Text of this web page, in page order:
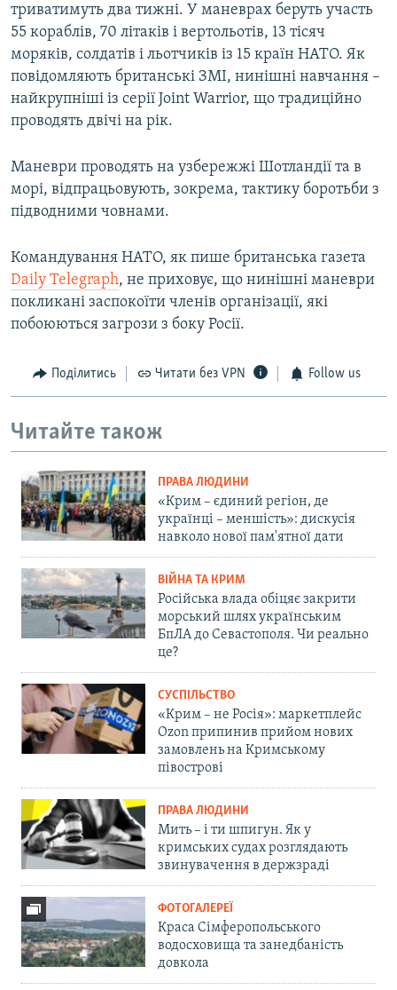
триватимуть два тижні. У маневрах беруть участь
55 кораблів, 70 літаків і вертольотів, 13 тісяч
моряків, солдатів і льотчиків із 15 країн НАТО. Як
повідомляють британські ЗМІ, нинішні навчання –
найкрупніші із серії Joint Warrior, що традиційно
проводять двічі на рік.
Маневри проводять на узбережжі Шотландії та в
морі, відпрацьовують, зокрема, тактику боротьби з
підводними човнами.
Командування НАТО, як пише британська газета
Daily Telegraph, не приховує, що нинішні маневри
покликані заспокоїти членів організації, які
побоюються загрози з боку Росії.
Поділитись Читати без VPN Follow us
Читайте також
ПРАВА ЛЮДИНИ
«Крим – єдиний регіон, де
українці – меншість»: дискусія
навколо нової пам'ятної дати
ВІЙНА ТА КРИМ
Російська влада обіцяє закрити
морський шлях українським
БпЛА до Севастополя. Чи реально
це?
СУСПІЛЬСТВО
«Крим – не Росія»: маркетплейс
Ozon припинив прийом нових
замовлень на Кримському
півострові
ПРАВА ЛЮДИНИ
Мить – і ти шпигун. Як у
кримських судах розглядають
звинувачення в держзраді
ФОТОГАЛЕРЕЇ
Краса Сімферопольського
водосховища та занедбаність
довкола